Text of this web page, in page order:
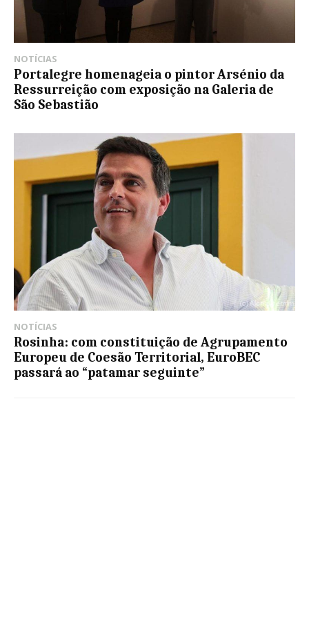
NOTÍCIAS
Portalegre homenageia o pintor Arsénio da
Ressurreição com exposição na Galeria de
São Sebastião
NOTÍCIAS
Rosinha: com constituição de Agrupamento
Europeu de Coesão Territorial, EuroBEC
passará ao “patamar seguinte”